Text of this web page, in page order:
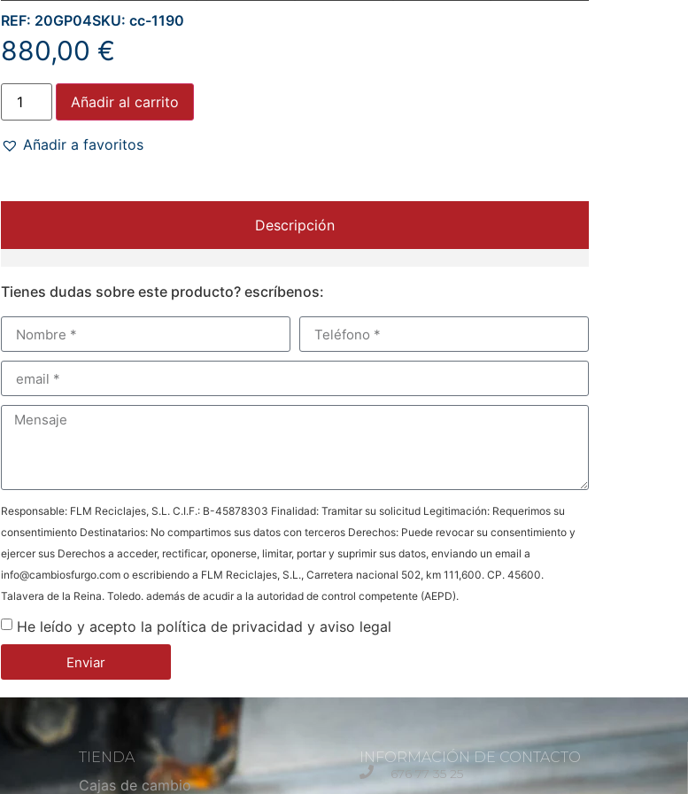
REF: 20GP04SKU: cc-1190
880,00 €
Añadir al carrito
Añadir a favoritos
Descripción
Tienes dudas sobre este producto? escríbenos:
Responsable: FLM Reciclajes, S.L. C.I.F.: B-45878303 Finalidad: Tramitar su solicitud Legitimación: Requerimos su
consentimiento Destinatarios: No compartimos sus datos con terceros Derechos: Puede revocar su consentimiento y
ejercer sus Derechos a acceder, rectificar, oponerse, limitar, portar y suprimir sus datos, enviando un email a
info@cambiosfurgo.com o escribiendo a FLM Reciclajes, S.L., Carretera nacional 502, km 111,600. CP. 45600.
Talavera de la Reina. Toledo. además de acudir a la autoridad de control competente (AEPD).
He leído y acepto la política de privacidad y aviso legal
Enviar
TIENDA
Cajas de cambio
INFORMACIÓN DE CONTACTO
676 77 35 25